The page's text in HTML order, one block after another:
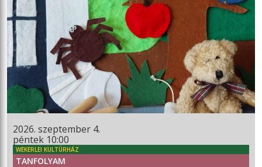
2026. szeptember 4.
péntek 10:00
WEKERLEI KULTÚRHÁZ
TANFOLYAM